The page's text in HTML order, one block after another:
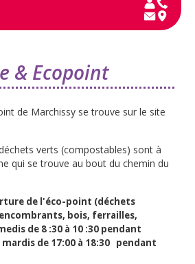
& Ecopoint
de Marchissy se trouve sur le site
verts (compostables) sont à
qui se trouve au bout du chemin du
de l'éco-point (déchets
bois, ferrailles,
de 8 :30 à 10 :30 pendant
mardis de 17:00 à 18:30 pendant